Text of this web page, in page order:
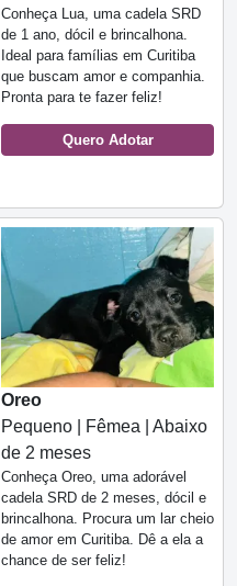
Conheça Lua, uma cadela SRD
de 1 ano, dócil e brincalhona.
Ideal para famílias em Curitiba
que buscam amor e companhia.
Pronta para te fazer feliz!
Quero Adotar
Oreo
Pequeno | Fêmea | Abaixo
de 2 meses
Conheça Oreo, uma adorável
cadela SRD de 2 meses, dócil e
brincalhona. Procura um lar cheio
de amor em Curitiba. Dê a ela a
chance de ser feliz!